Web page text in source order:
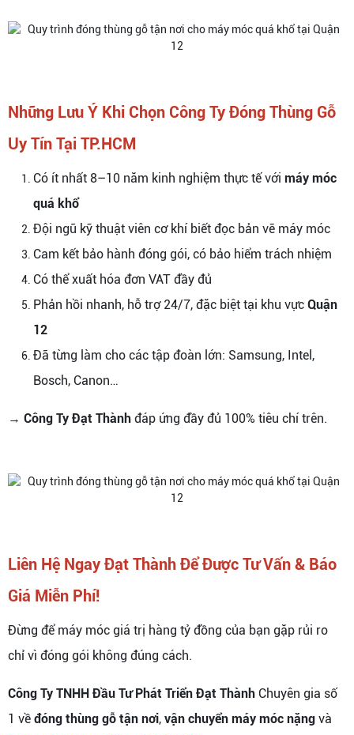
Những Lưu Ý Khi Chọn Công Ty Đóng Thùng Gỗ
Uy Tín Tại TP.HCM
Có ít nhất 8–10 năm kinh nghiệm thực tế với máy móc
quá khổ
Đội ngũ kỹ thuật viên cơ khí biết đọc bản vẽ máy móc
Cam kết bảo hành đóng gói, có bảo hiểm trách nhiệm
Có thể xuất hóa đơn VAT đầy đủ
Phản hồi nhanh, hỗ trợ 24/7, đặc biệt tại khu vực Quận
12
Đã từng làm cho các tập đoàn lớn: Samsung, Intel,
Bosch, Canon…
→ Công Ty Đạt Thành đáp ứng đầy đủ 100% tiêu chí trên.
Liên Hệ Ngay Đạt Thành Để Được Tư Vấn & Báo
Giá Miễn Phí!
Đừng để máy móc giá trị hàng tỷ đồng của bạn gặp rủi ro
chỉ vì đóng gói không đúng cách.
Công Ty TNHH Đầu Tư Phát Triển Đạt Thành Chuyên gia số
1 về đóng thùng gỗ tận nơi, vận chuyển máy móc nặng và